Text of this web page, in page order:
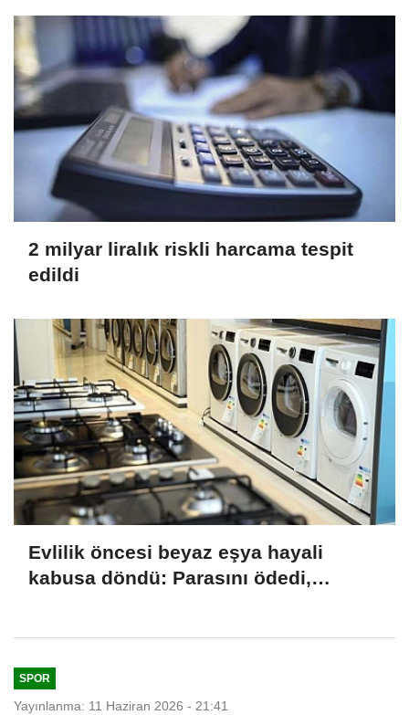
2 milyar liralık riskli harcama tespit
edildi
Evlilik öncesi beyaz eşya hayali
kabusa döndü: Parasını ödedi,
SPOR
Yayınlanma: 11 Haziran 2026 - 21:41